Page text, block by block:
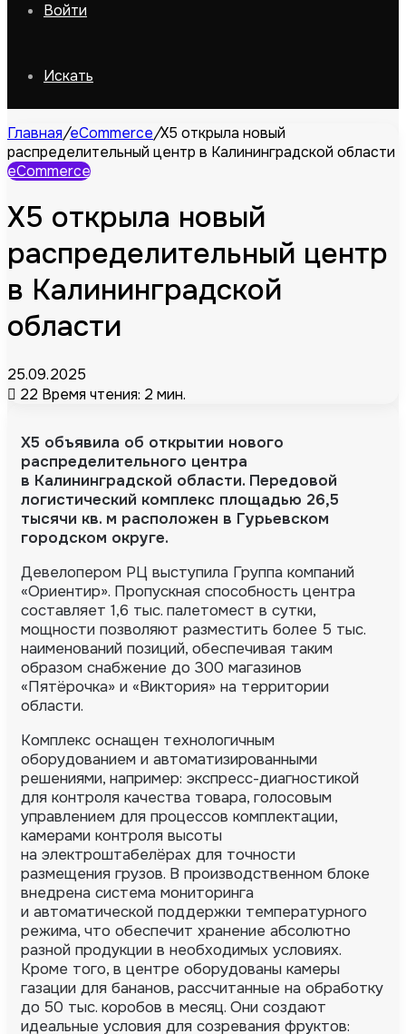
Войти
Искать
Главная/eCommerce/X5 открыла новый
распределительный центр в Калининградской области
eCommerce
X5 открыла новый
распределительный центр
в Калининградской
области
25.09.2025
22 Время чтения: 2 мин.
X5 объявила об открытии нового
распределительного центра
в Калининградской области. Передовой
логистический комплекс площадью 26,5
тысячи кв. м расположен в Гурьевском
городском округе.
Девелопером РЦ выступила Группа компаний
«Ориентир». Пропускная способность центра
составляет 1,6 тыс. палетомест в сутки,
мощности позволяют разместить более 5 тыс.
наименований позиций, обеспечивая таким
образом снабжение до 300 магазинов
«Пятёрочка» и «Виктория» на территории
области.
Комплекс оснащен технологичным
оборудованием и автоматизированными
решениями, например: экспресс-диагностикой
для контроля качества товара, голосовым
управлением для процессов комплектации,
камерами контроля высоты
на электроштабелёрах для точности
размещения грузов. В производственном блоке
внедрена система мониторинга
и автоматической поддержки температурного
режима, что обеспечит хранение абсолютно
разной продукции в необходимых условиях.
Кроме того, в центре оборудованы камеры
газации для бананов, рассчитанные на обработку
до 50 тыс. коробов в месяц. Они создают
идеальные условия для созревания фруктов: